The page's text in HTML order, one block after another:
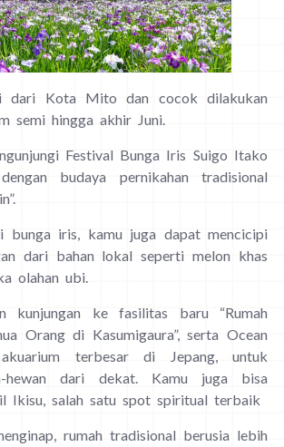
dari Kota Mito dan cocok dilakukan
semi hingga akhir Juni.
Festival Bunga Iris Suigo Itako
budaya pernikahan tradisional
bunga iris, kamu juga dapat mencicipi
dari bahan lokal seperti melon khas
olahan ubi.
kunjungan ke fasilitas baru “Rumah
Orang di Kasumigaura”, serta Ocean
terbesar di Jepang, untuk
hewan dari dekat. Kamu juga bisa
Ikisu, salah satu spot spiritual terbaik
rumah tradisional berusia lebih